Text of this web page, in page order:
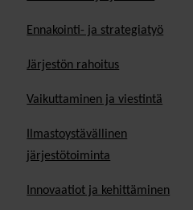
Ennakointi- ja strategiatyö
Järjestön rahoitus
Vaikuttaminen ja viestintä
Ilmastoystävällinen
järjestötoiminta
Innovaatiot ja kehittäminen